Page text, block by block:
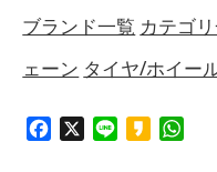
ブランド一覧 カテゴ
ェーン タイヤ/ホイー
Facebook Line Kakao